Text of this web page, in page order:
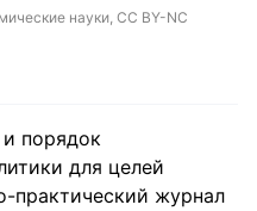
науки, CC BY-NC
порядок
для целей
практический журнал